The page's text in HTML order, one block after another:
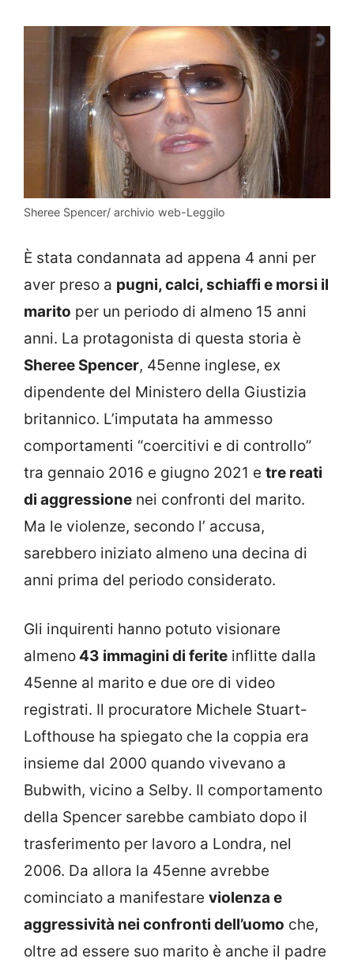
Sheree Spencer/ archivio web-Leggilo
È stata condannata ad appena 4 anni per
aver preso a pugni, calci, schiaffi e morsi il
marito per un periodo di almeno 15 anni
anni. La protagonista di questa storia è
Sheree Spencer, 45enne inglese, ex
dipendente del Ministero della Giustizia
britannico. L’imputata ha ammesso
comportamenti “coercitivi e di controllo”
tra gennaio 2016 e giugno 2021 e tre reati
di aggressione nei confronti del marito.
Ma le violenze, secondo l’ accusa,
sarebbero iniziato almeno una decina di
anni prima del periodo considerato.
Gli inquirenti hanno potuto visionare
almeno 43 immagini di ferite inflitte dalla
45enne al marito e due ore di video
registrati. Il procuratore Michele Stuart-
Lofthouse ha spiegato che la coppia era
insieme dal 2000 quando vivevano a
Bubwith, vicino a Selby. Il comportamento
della Spencer sarebbe cambiato dopo il
trasferimento per lavoro a Londra, nel
2006. Da allora la 45enne avrebbe
cominciato a manifestare violenza e
aggressività nei confronti dell’uomo che,
oltre ad essere suo marito è anche il padre